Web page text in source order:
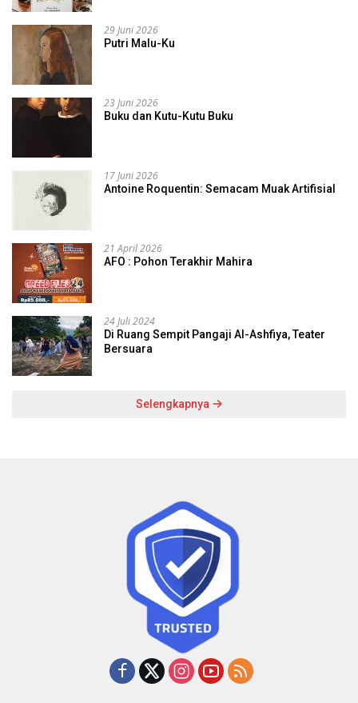
29 Juni 2026
Putri Malu-Ku
23 Juni 2026
Buku dan Kutu-Kutu Buku
17 Juni 2026
Antoine Roquentin: Semacam Muak Artifisial
21 April 2026
AFO : Pohon Terakhir Mahira
24 Juli 2024
Di Ruang Sempit Pangaji Al-Ashfiya, Teater
Bersuara
Selengkapnya